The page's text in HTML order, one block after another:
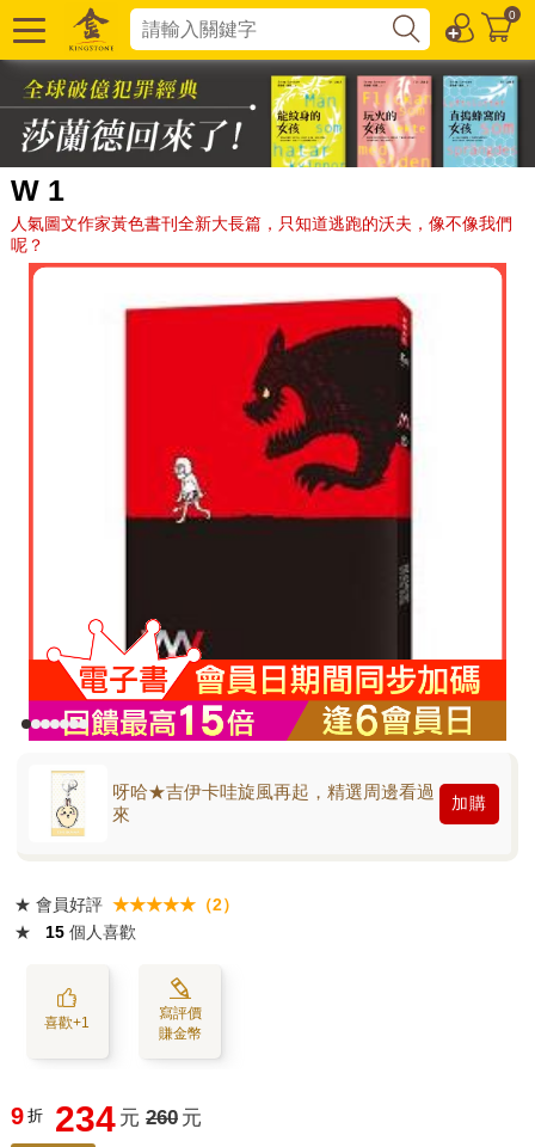
0
W 1
人氣圖文作家黃色書刊全新大長篇，只知道逃跑的沃夫，像不像我們
呢？
呀哈★吉伊卡哇旋風再起，精選周邊看過
來
加購
★ 會員好評 ★★★★★（2）
★
15 個人喜歡
喜歡+1
寫評價
賺金幣
9 折 234 元 260 元